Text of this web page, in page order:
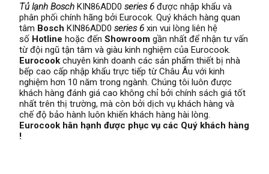
Tủ lạnh Bosch KIN86ADD0 series 6 được nhập khẩu và
phân phối chính hãng bởi Eurocok. Quý khách hàng quan
tâm Bosch KIN86ADD0 series 6 xin vui lòng liên hệ
số Hotline hoặc đến Showroom gần nhất để nhận tư vấn
từ đội ngũ tận tâm và giàu kinh nghiệm của Eurocook.
Eurocook chuyên kinh doanh các sản phẩm thiết bị nhà
bếp cao cấp nhập khẩu trực tiếp từ Châu Âu với kinh
nghiệm hơn 10 năm trong ngành. Chúng tôi luôn được
khách hàng đánh giá cao không chỉ bởi chính sách giá tốt
nhất trên thị trường, mà còn bởi dịch vụ khách hàng và
chế độ bảo hành luôn khiến khách hàng hài lòng.
Eurocook hân hạnh được phục vụ các Quý khách hàng
!